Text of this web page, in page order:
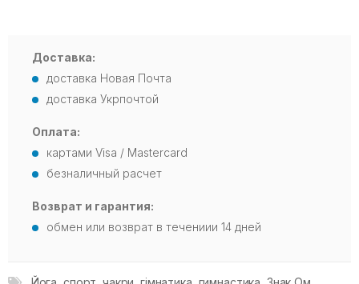
Доставка:
доставка Новая Почта
доставка Укрпочтой
Оплата:
картами Visa / Mastercard
безналичный расчет
Возврат и гарантия:
обмен или возврат в течениии 14 дней